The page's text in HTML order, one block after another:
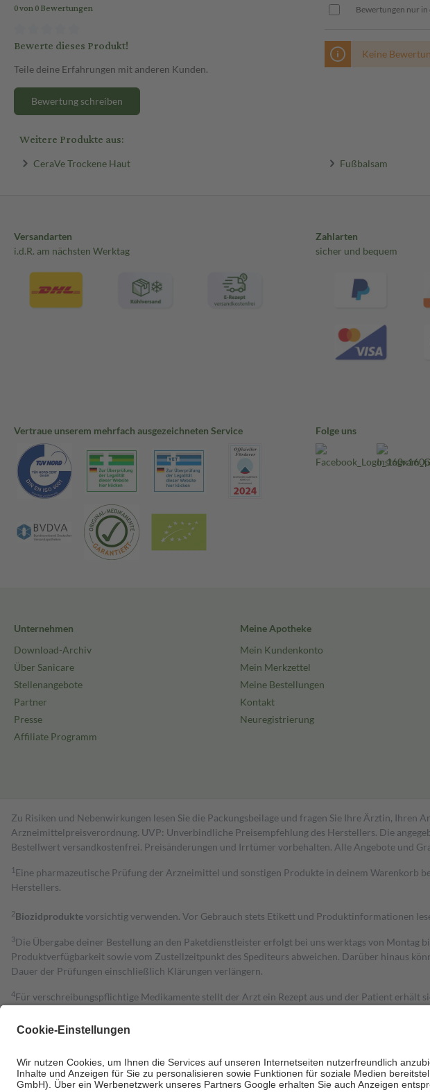
0 von 0 Bewertungen
Bewerte dieses Produkt!
Teile deine Erfahrungen mit anderen Kunden.
Bewertung schreiben
Bewertungen nur in
Keine
Weitere Produkte aus:
CeraVe Trockene Haut Fußbalsam
Versandarten
i.d.R. am nächsten Werktag
Zahlarten
sicher und bequem
Vertraue unserem mehrfach ausgezeichneten Service Folge uns
Unternehmen
Download-Archiv
Über Sanicare
Stellenangebote
Partner
Presse
Affiliate Programm
Meine Apotheke
Mein Kundenkonto
Mein Merkzettel
Meine Bestellungen
Kontakt
Neuregistrierung
Zu Risiken und Nebenwirkungen lesen Sie die Packungsbeilage und fragen Sie Ihre Ärztin,
Arzneimittelpreisverordnung. UVP: Unverbindliche Preisempfehlung des Herstellers. Die
Bestell­wert versand­kosten­frei. Preisänderungen und Irrtümer vorbehalten. Alle Angebote und
1 Eine pharmazeutische Prüfung der Arzneimittel und sonstigen Produkte in deinem
Herstellers.
2Biozidproduktevorsichtig verwenden. Vor Gebrauch stets Etikett und Produktinformationen
3Die Übergabe deiner Bestellung an den Paketdienstleister erfolgt bei uns werktags von Montag
Produktverfügbarkeit sowie vom Zustellzeitpunkt des Spediteurs abweichen. Darüber hinaus
Dauer der Prüfungen einschließlich Klärungen verlängern.
4Für verschreibungspflichtige Medikamente stellt der Arzt ein Rezept aus und der Patient
Grundsätzlich leisten Mitglieder Zuzahlungen in Höhe von zehn Prozent des Abgabepreises,
Bei Heilmitteln und häuslicher Krankenpflege beträgt die Zuzahlung zehn Prozent der Kosten
Um das Engagement der Versicherten für ihre eigene Gesundheit zu stärken und die besondere